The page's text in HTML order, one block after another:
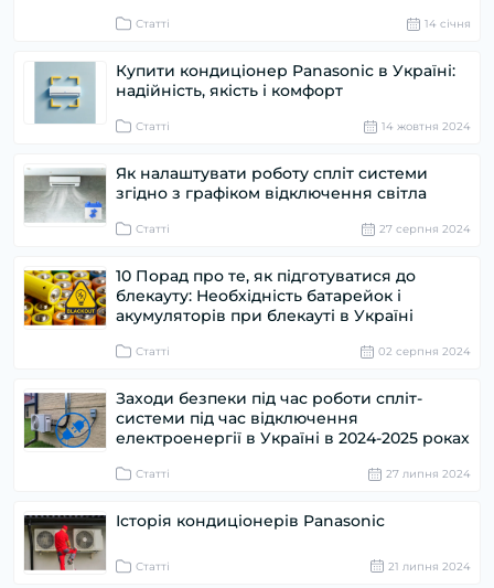
Статті 14 cічня
Купити кондиціонер Panasonic в Україні:
надійність, якість і комфорт
Статті 14 жовтня 2024
Як налаштувати роботу спліт системи
згідно з графіком відключення світла
Статті 27 серпня 2024
10 Порад про те, як підготуватися до
блекауту: Необхідність батарейок і
акумуляторів при блекауті в Україні
Статті 02 серпня 2024
Заходи безпеки під час роботи спліт-
системи під час відключення
електроенергії в Україні в 2024-2025 роках
Статті 27 липня 2024
Історія кондиціонерів Panasonic
Статті 21 липня 2024